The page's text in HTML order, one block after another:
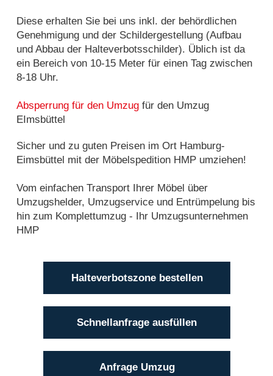
Diese erhalten Sie bei uns inkl. der behördlichen
Genehmigung und der Schildergestellung (Aufbau
und Abbau der Halteverbotsschilder). Üblich ist da
ein Bereich von 10-15 Meter für einen Tag zwischen
8-18 Uhr.
Absperrung für den Umzug für den Umzug
EImsbüttel
Sicher und zu guten Preisen im Ort Hamburg-
Eimsbüttel mit der Möbelspedition HMP umziehen!
Vom einfachen Transport Ihrer Möbel über
Umzugshelder, Umzugservice und Entrümpelung bis
hin zum Komplettumzug - Ihr Umzugsunternehmen
HMP
Halteverbotszone bestellen
Schnellanfrage ausfüllen
Anfrage Umzug